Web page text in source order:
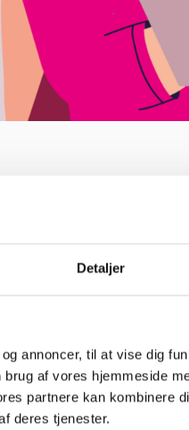
Detaljer
annoncer, til at vise dig
af vores hjemmeside
partnere kan kombinere
deres tjenester.
hos BUPL
(for tillidsvalgte)